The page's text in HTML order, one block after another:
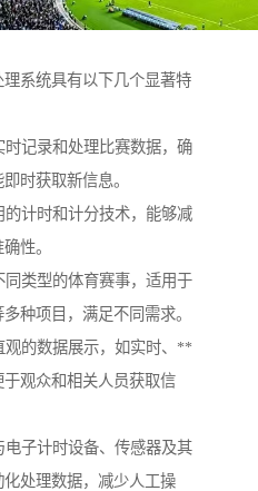
系统具有以下几个显著特
记录和处理比赛数据，确
时获取新信息。
计时和计分技术，能够减
性。
类型的体育赛事，适用于
种项目，满足不同需求。
的数据展示，如实时、**
观众和相关人员获取信
子计时设备、传感器及其
处理数据，减少人工操